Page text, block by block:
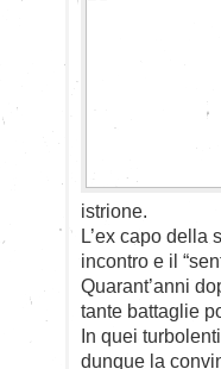
istrione.
L’ex capo della
incontro e il
Quarant’anni
tante battaglie
In quei
dunque la